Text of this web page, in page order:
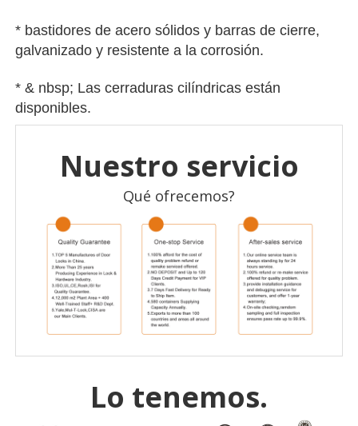
* bastidores de acero sólidos y barras de cierre,
galvanizado y resistente a la corrosión.
* & nbsp; Las cerraduras cilíndricas están
disponibles.
Nuestro servicio
Qué ofrecemos?
Lo tenemos.